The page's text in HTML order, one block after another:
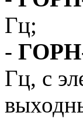
Гц;
-
Гц, с